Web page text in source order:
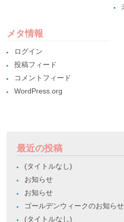
メタ情報
ログイン
投稿フィード
コメントフィード
WordPress.org
最近の投稿
(タイトルなし)
お知らせ
お知らせ
ゴールデンウィークのお知らせ
(タイトルなし)